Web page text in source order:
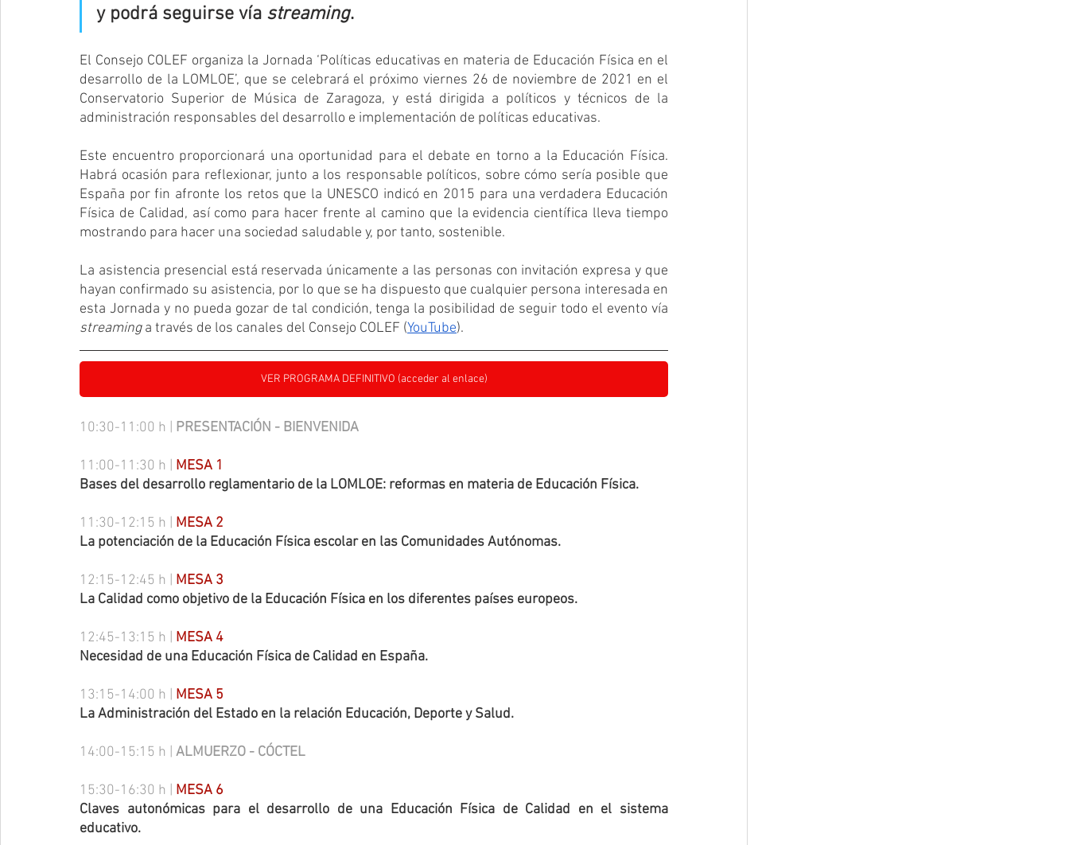
y podrá seguirse vía streaming.
El Consejo COLEF organiza la Jornada ‘Políticas educativas en materia de Educación Física en el
desarrollo de la LOMLOE’, que se celebrará el próximo viernes 26 de noviembre de 2021 en el
Conservatorio Superior de Música de Zaragoza, y está dirigida a políticos y técnicos de la
administración responsables del desarrollo e implementación de políticas educativas.
Este encuentro proporcionará una oportunidad para el debate en torno a la Educación Física.
Habrá ocasión para reflexionar, junto a los responsable políticos, sobre cómo sería posible que
España por fin afronte los retos que la UNESCO indicó en 2015 para una verdadera Educación
Física de Calidad, así como para hacer frente al camino que la evidencia científica lleva tiempo
mostrando para hacer una sociedad saludable y, por tanto, sostenible.
La asistencia presencial está reservada únicamente a las personas con invitación expresa y que
hayan confirmado su asistencia, por lo que se ha dispuesto que cualquier persona interesada en
streaming a través de los canales del Consejo COLEF (YouTube).
VER PROGRAMA DEFINITIVO (acceder al enlace)
10:30-11:00 h | PRESENTACIÓN - BIENVENIDA
11:00-11:30 h | MESA 1
Bases del desarrollo reglamentario de la LOMLOE: reformas en materia de Educación Física.
11:30-12:15 h | MESA 2
La potenciación de la Educación Física escolar en las Comunidades Autónomas.
12:15-12:45 h | MESA 3
La Calidad como objetivo de la Educación Física en los diferentes países europeos.
12:45-13:15 h | MESA 4
Necesidad de una Educación Física de Calidad en España.
13:15-14:00 h | MESA 5
La Administración del Estado en la relación Educación, Deporte y Salud.
14:00-15:15 h | ALMUERZO - CÓCTEL
15:30-16:30 h | MESA 6
Claves autonómicas para el desarrollo de una Educación Física de Calidad en el sistema
educativo.